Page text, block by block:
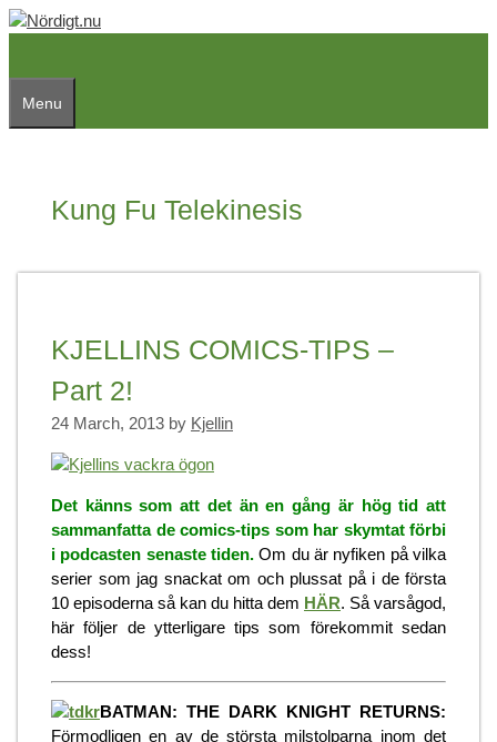
Skip
Menu
Kung Fu Telekinesis
KJELLINS COMICS-TIPS –
Part 2!
24 March, 2013 by Kjellin
Det känns som att det än en gång är hög tid att
sammanfatta de comics-tips som har skymtat förbi
i podcasten senaste tiden. Om du är nyfiken på vilka
serier som jag snackat om och plussat på i de första
10 episoderna så kan du hitta dem HÄR. Så varsågod,
här följer de ytterligare tips som förekommit sedan
dess!
BATMAN: THE DARK KNIGHT RETURNS:
Förmodligen en av de största milstolparna inom det